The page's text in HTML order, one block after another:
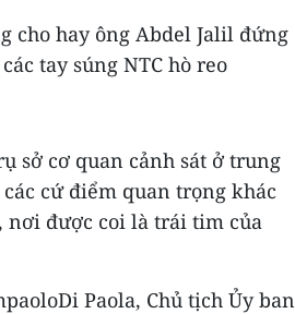
cho hay ông Abdel Jalil đứng
tay súng NTC hò reo
sở cơ quan cảnh sát ở trung
cứ điểm quan trọng khác
nơi được coi là trái tim của
Paola, Chủ tịch Ủy ban